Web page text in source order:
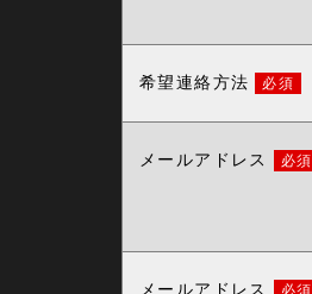
希望連絡方法 必須
メールアドレス
必須
メールアドレス
必須